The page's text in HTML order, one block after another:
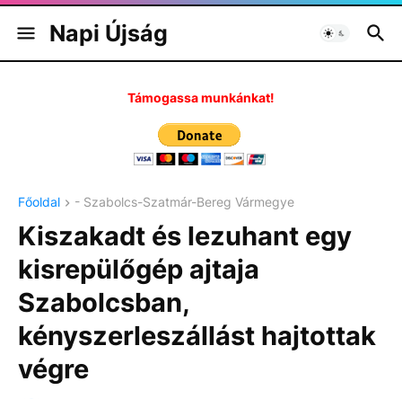
Napi Újság
Támogassa munkánkat!
Főoldal - Szabolcs-Szatmár-Bereg Vármegye
Kiszakadt és lezuhant egy
kisrepülőgép ajtaja
Szabolcsban,
kényszerleszállást hajtottak
végre